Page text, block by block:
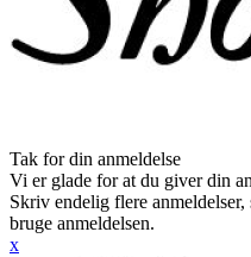
Tak for din anmeldelse
Vi er glade for at du giver din
Skriv endelig flere
bruge anmeldelsen.
x